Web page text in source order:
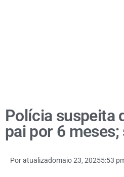
Polícia suspeita
pai por 6
Poratualizadomaio 23, 20255:53